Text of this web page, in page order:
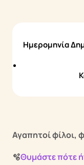
Ημερομηνία
Αγαπητοί φίλοι,
🫧Θυμάστε πότε